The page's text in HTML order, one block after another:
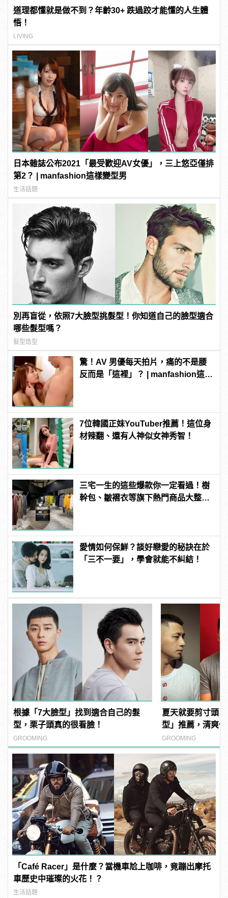
道理都懂就是做不到？年齡30+ 跌過跤才能懂的人生體
悟！
LIVING
日本雜誌公布2021「最受歡迎AV女優」，三上悠亞僅排
第2？ | manfashion這樣變型男
生活話題
別再盲從，依照7大臉型挑髮型！你知道自己的臉型適合
哪些髮型嗎？
髮型造型
驚！AV 男優每天拍片，痛的不是腰
反而是「這裡」？ | manfashion這樣
7位韓國正妹YouTuber推薦！這位身
材辣翻、還有人神似女神秀智！
三宅一生的這些爆款你一定看過！樹
幹包、皺褶衣等旗下熱門商品大整
愛情如何保鮮？談好戀愛的秘訣在於
「三不一要」，學會就能不糾結！
根據「7大臉型」找到適合自己的髮
型，栗子頭真的很看臉！
GROOMING
夏天就要剪寸頭
型」推薦，清爽
GROOMING
「Café Racer」是什麼？當機車尬上咖啡，竟蹦出摩托
車歷史中璀璨的火花！？
生活話題